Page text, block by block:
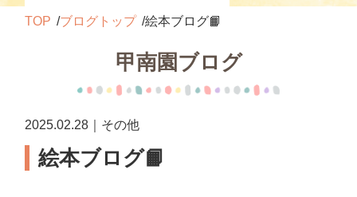
TOP ブログトップ 絵本ブログ📙
甲南園ブログ
2025.02.28｜その他
絵本ブログ📙